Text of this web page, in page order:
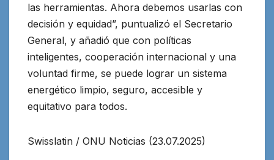
las herramientas. Ahora debemos usarlas con
decisión y equidad”, puntualizó el Secretario
General, y añadió que con políticas
inteligentes, cooperación internacional y una
voluntad firme, se puede lograr un sistema
energético limpio, seguro, accesible y
equitativo para todos.
Swisslatin / ONU Noticias (23.07.2025)